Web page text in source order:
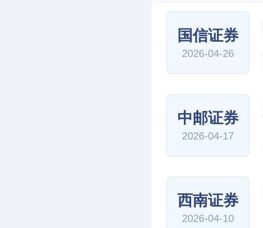
国信证券
2026-04-26
中邮证券
2026-04-17
西南证券
2026-04-10